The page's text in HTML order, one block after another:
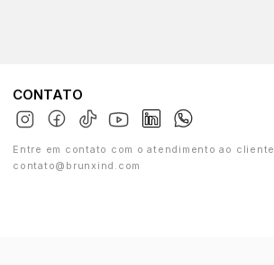
CONTATO
Entre em contato com o atendimento ao cliente
contato@brunxind.com